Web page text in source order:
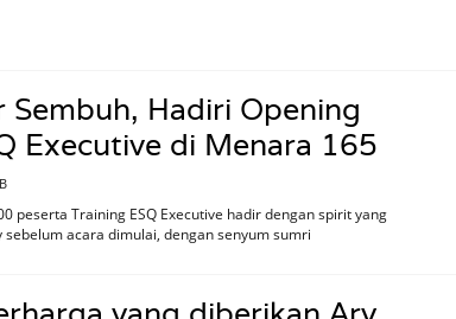
Sembuh, Hadiri Opening
Executive di Menara 165
peserta Training ESQ Executive hadir dengan spirit yang
sebelum acara dimulai, dengan senyum sumri